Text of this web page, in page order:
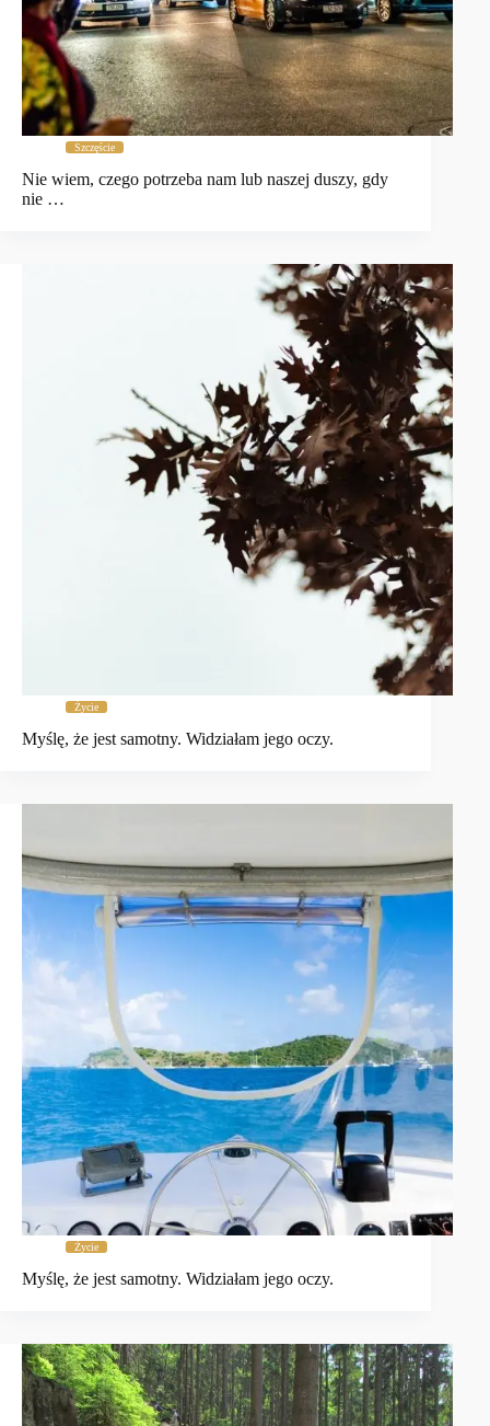
Szczęście
Nie wiem, czego potrzeba nam lub naszej duszy, gdy
nie …
Życie
Myślę, że jest samotny. Widziałam jego oczy.
Życie
Myślę, że jest samotny. Widziałam jego oczy.